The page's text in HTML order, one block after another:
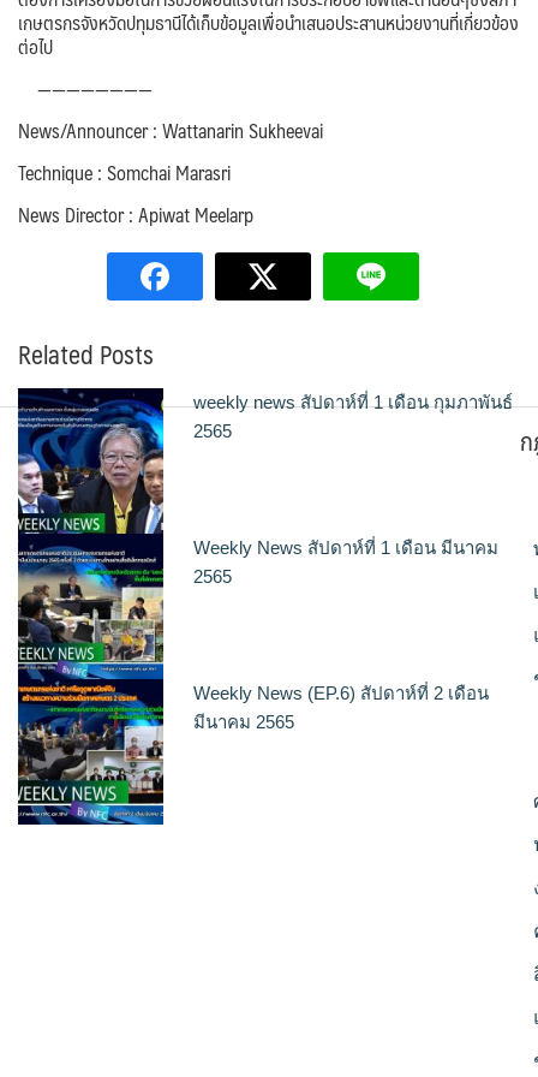
เกษตรกร​จังหวัดปทุมธานี​ได้เก็บข้อมูลเพื่อนำเสนอ​ประสานหน่วยงานที่เกี่ยวข้อง
ต่อไป
​————————
News/Announcer : Wattanarin Sukheevai
Technique : Somchai Marasri
News Director : Apiwat Meelarp
Related Posts
weekly news สัปดาห์ที่ 1 เดือน กุมภาพันธ์
2565
Weekly News สัปดาห์ที่ 1 เดือน มีนาคม
2565
Weekly News (EP.6) สัปดาห์ที่ 2 เดือน
มีนาคม 2565